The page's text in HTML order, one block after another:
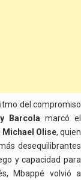
del compromiso
Barcola marcó el
Michael Olise, quien
desequilibrantes
y capacidad para
Mbappé volvió a